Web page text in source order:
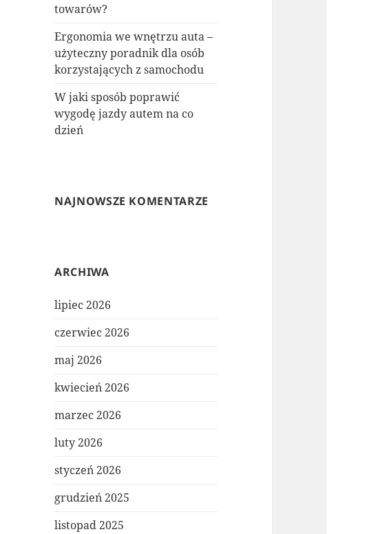
towarów?
Ergonomia we wnętrzu auta –
użyteczny poradnik dla osób
korzystających z samochodu
W jaki sposób poprawić
wygodę jazdy autem na co
dzień
NAJNOWSZE KOMENTARZE
ARCHIWA
lipiec 2026
czerwiec 2026
maj 2026
kwiecień 2026
marzec 2026
luty 2026
styczeń 2026
grudzień 2025
listopad 2025